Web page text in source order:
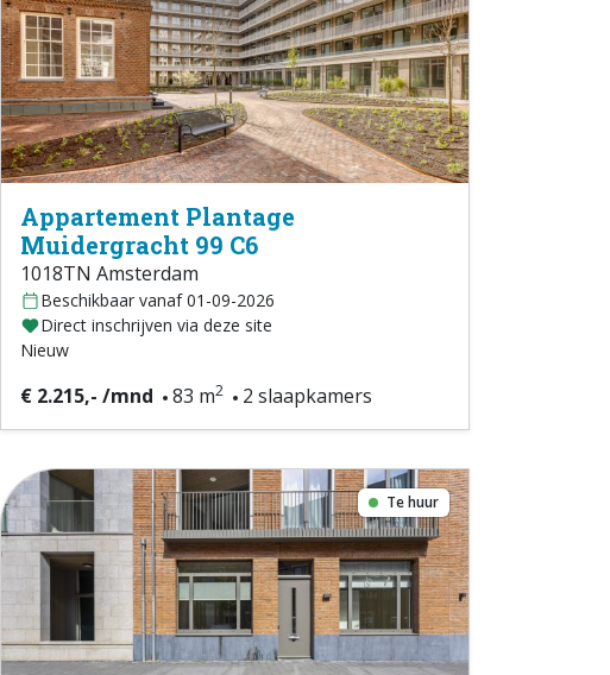
Appartement Plantage
Muidergracht 99 C6
1018TN Amsterdam
Beschikbaar vanaf 01-09-2026
Direct inschrijven via deze site
Nieuw
€ 2.215,- /mnd 83 m2 2 slaapkamers
Te huur